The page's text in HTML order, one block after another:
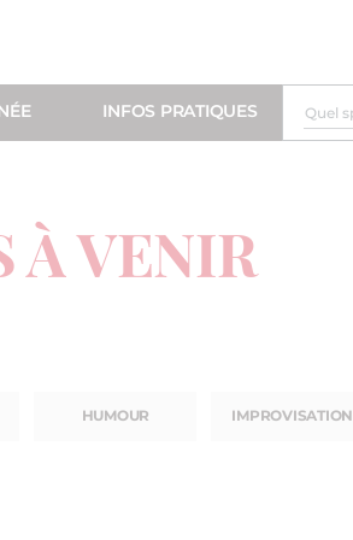
INFOS PRATIQUES
À VENIR
HUMOUR IMPROVISATION